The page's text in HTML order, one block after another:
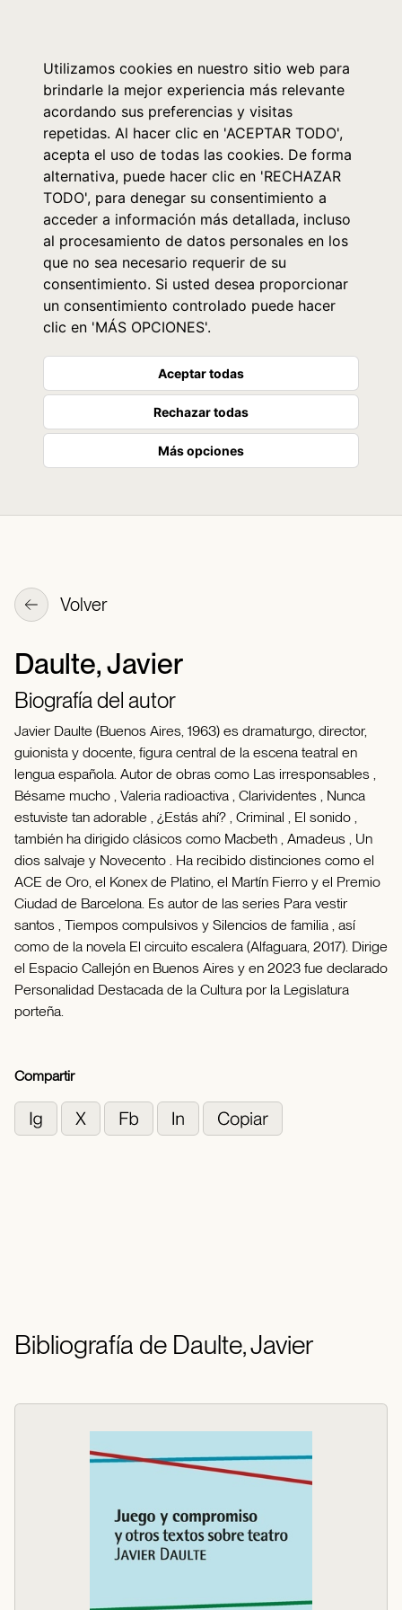
Utilizamos cookies en nuestro sitio web para
brindarle la mejor experiencia más relevante
acordando sus preferencias y visitas
repetidas. Al hacer clic en 'ACEPTAR TODO',
acepta el uso de todas las cookies. De forma
alternativa, puede hacer clic en 'RECHAZAR
TODO', para denegar su consentimiento a
acceder a información más detallada, incluso
al procesamiento de datos personales en los
que no sea necesario requerir de su
consentimiento. Si usted desea proporcionar
un consentimiento controlado puede hacer
clic en 'MÁS OPCIONES'.
Aceptar todas
Rechazar todas
Más opciones
Volver
Daulte, Javier
Biografía del autor
Javier Daulte (Buenos Aires, 1963) es dramaturgo, director,
guionista y docente, figura central de la escena teatral en
lengua española. Autor de obras como Las irresponsables ,
Bésame mucho , Valeria radioactiva , Clarividentes , Nunca
estuviste tan adorable , ¿Estás ahí? , Criminal , El sonido ,
también ha dirigido clásicos como Macbeth , Amadeus , Un
dios salvaje y Novecento . Ha recibido distinciones como el
ACE de Oro, el Konex de Platino, el Martín Fierro y el Premio
Ciudad de Barcelona. Es autor de las series Para vestir
santos , Tiempos compulsivos y Silencios de familia , así
como de la novela El circuito escalera (Alfaguara, 2017). Dirige
el Espacio Callejón en Buenos Aires y en 2023 fue declarado
Personalidad Destacada de la Cultura por la Legislatura
porteña.
Compartir
Bibliografía de Daulte, Javier